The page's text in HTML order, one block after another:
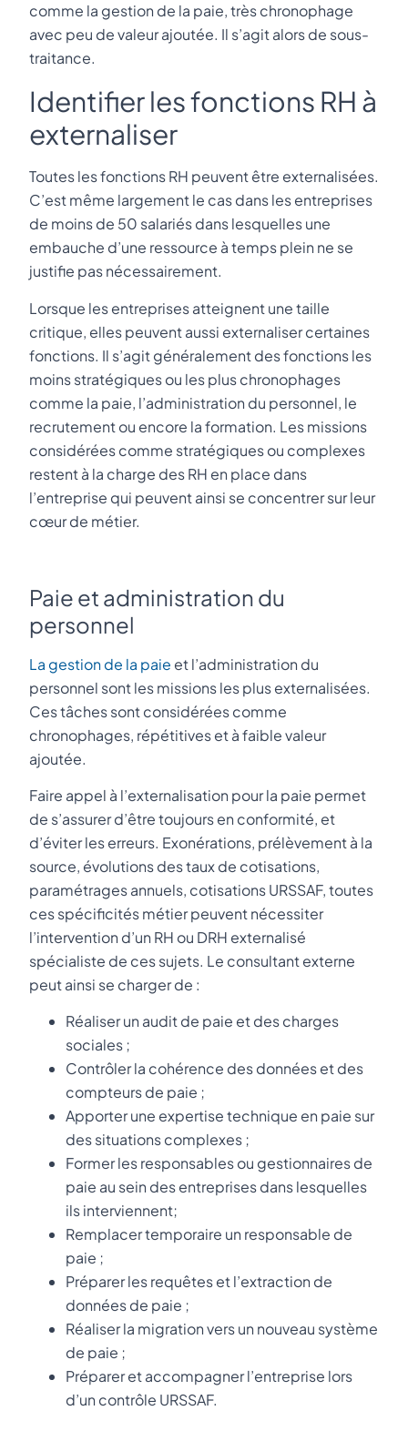
comme la gestion de la paie, très chronophage
avec peu de valeur ajoutée. Il s’agit alors de sous-
traitance.
Identifier les fonctions RH à
externaliser
Toutes les fonctions RH peuvent être externalisées.
C’est même largement le cas dans les entreprises
de moins de 50 salariés dans lesquelles une
embauche d’une ressource à temps plein ne se
justifie pas nécessairement.
Lorsque les entreprises atteignent une taille
critique, elles peuvent aussi externaliser certaines
fonctions. Il s’agit généralement des fonctions les
moins stratégiques ou les plus chronophages
comme la paie, l’administration du personnel, le
recrutement ou encore la formation. Les missions
considérées comme stratégiques ou complexes
restent à la charge des RH en place dans
l’entreprise qui peuvent ainsi se concentrer sur leur
cœur de métier.
Paie et administration du
personnel
La gestion de la paie et l’administration du
personnel sont les missions les plus externalisées.
Ces tâches sont considérées comme
chronophages, répétitives et à faible valeur
ajoutée.
Faire appel à l’externalisation pour la paie permet
de s’assurer d’être toujours en conformité, et
d’éviter les erreurs. Exonérations, prélèvement à la
source, évolutions des taux de cotisations,
paramétrages annuels, cotisations URSSAF, toutes
ces spécificités métier peuvent nécessiter
l’intervention d’un RH ou DRH externalisé
spécialiste de ces sujets. Le consultant externe
peut ainsi se charger de :
Réaliser un audit de paie et des charges
sociales ;
Contrôler la cohérence des données et des
compteurs de paie ;
Apporter une expertise technique en paie sur
des situations complexes ;
Former les responsables ou gestionnaires de
paie au sein des entreprises dans lesquelles
ils interviennent;
Remplacer temporaire un responsable de
paie ;
Préparer les requêtes et l’extraction de
données de paie ;
Réaliser la migration vers un nouveau système
de paie ;
Préparer et accompagner l’entreprise lors
d’un contrôle URSSAF.